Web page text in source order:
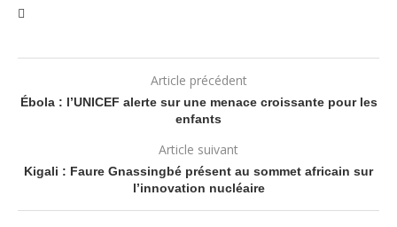
Article précédent
Ébola : l’UNICEF alerte sur une menace croissante pour les
enfants
Article suivant
Kigali : Faure Gnassingbé présent au sommet africain sur
l’innovation nucléaire